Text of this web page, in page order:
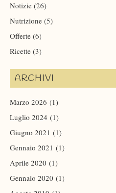
Notizie (26)
Nutrizione (5)
Offerte (6)
Ricette (3)
ARCHIVI
Marzo 2026 (1)
Luglio 2024 (1)
Giugno 2021 (1)
Gennaio 2021 (1)
Aprile 2020 (1)
Gennaio 2020 (1)